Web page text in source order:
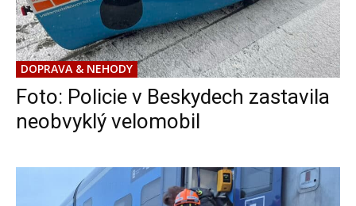
DOPRAVA & NEHODY
Foto: Policie v Beskydech zastavila
neobvyklý velomobil